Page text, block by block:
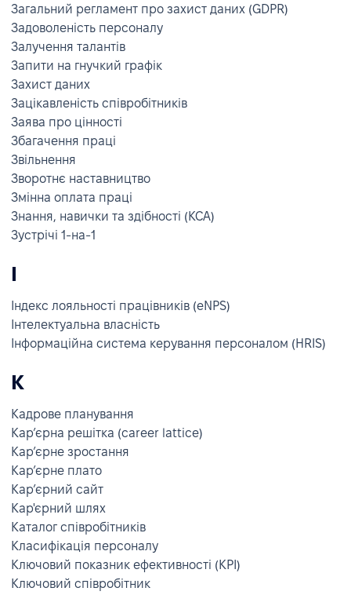
Загальний регламент про захист даних (GDPR)
Задоволеність персоналу
Залучення талантів
Запити на гнучкий графік
Захист даних
Зацікавленість співробітників
Заява про цінності
Збагачення праці
Звільнення
Зворотнє наставництво
Змінна оплата праці
Знання, навички та здібності (КСА)
Зустрічі 1-на-1
І
Індекс лояльності працівників (eNPS)
Інтелектуальна власність
Інформаційна система керування персоналом (HRIS)
К
Кадрове планування
Кар’єрна решітка (career lattice)
Кар’єрне зростання
Кар’єрне плато
Кар’єрний сайт
Кар'єрний шлях
Каталог співробітників
Класифікація персоналу
Ключовий показник ефективності (KPI)
Ключовий співробітник